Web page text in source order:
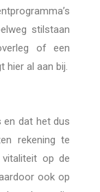
stilstaan
of een
hier al aan bij.
en dat het dus
rekening te
op de
ook op